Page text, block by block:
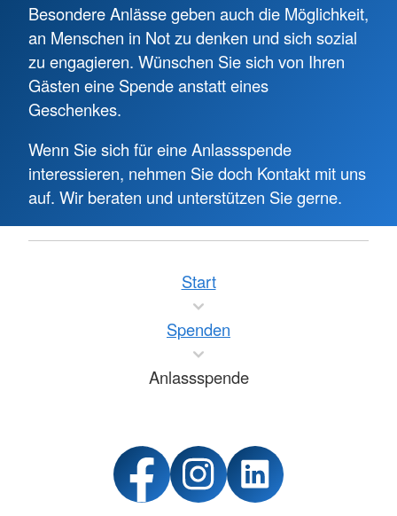
Besondere Anlässe geben auch die Möglichkeit,
an Menschen in Not zu denken und sich sozial
zu engagieren. Wünschen Sie sich von Ihren
Gästen eine Spende anstatt eines
Geschenkes.
Wenn Sie sich für eine Anlassspende
interessieren, nehmen Sie doch Kontakt mit uns
auf. Wir beraten und unterstützen Sie gerne.
Start
Spenden
Anlassspende